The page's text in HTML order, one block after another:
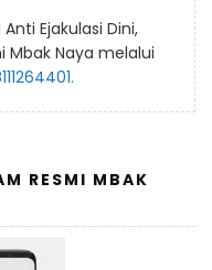
Ejakulasi Dini,
Mbak Naya melalui
RESMI MBAK